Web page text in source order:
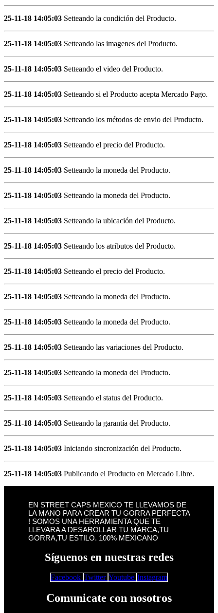
25-11-18 14:05:03 Setteando la condición del Producto.
25-11-18 14:05:03 Setteando las imagenes del Producto.
25-11-18 14:05:03 Setteando el video del Producto.
25-11-18 14:05:03 Setteando si el Producto acepta Mercado Pago.
25-11-18 14:05:03 Setteando los métodos de envio del Producto.
25-11-18 14:05:03 Setteando el precio del Producto.
25-11-18 14:05:03 Setteando la moneda del Producto.
25-11-18 14:05:03 Setteando la moneda del Producto.
25-11-18 14:05:03 Setteando la ubicación del Producto.
25-11-18 14:05:03 Setteando los atributos del Producto.
25-11-18 14:05:03 Setteando el precio del Producto.
25-11-18 14:05:03 Setteando la moneda del Producto.
25-11-18 14:05:03 Setteando la moneda del Producto.
25-11-18 14:05:03 Setteando las variaciones del Producto.
25-11-18 14:05:03 Setteando la moneda del Producto.
25-11-18 14:05:03 Setteando el status del Producto.
25-11-18 14:05:03 Setteando la garantía del Producto.
25-11-18 14:05:03 Iniciando sincronización del Producto.
25-11-18 14:05:03 Publicando el Producto en Mercado Libre.
EN STREET CAPS MEXICO TE LLEVAMOS DE
LA MANO PARA CREAR TU GORRA PERFECTA
! SOMOS UNA HERRAMIENTA QUE TE
LLEVARA A DESAROLLAR TU MARCA,TU
GORRA,TU ESTILO. 100% MEXICANO
Síguenos en nuestras redes
Facebook Twitter Youtube Instagram
Comunicate con nosotros